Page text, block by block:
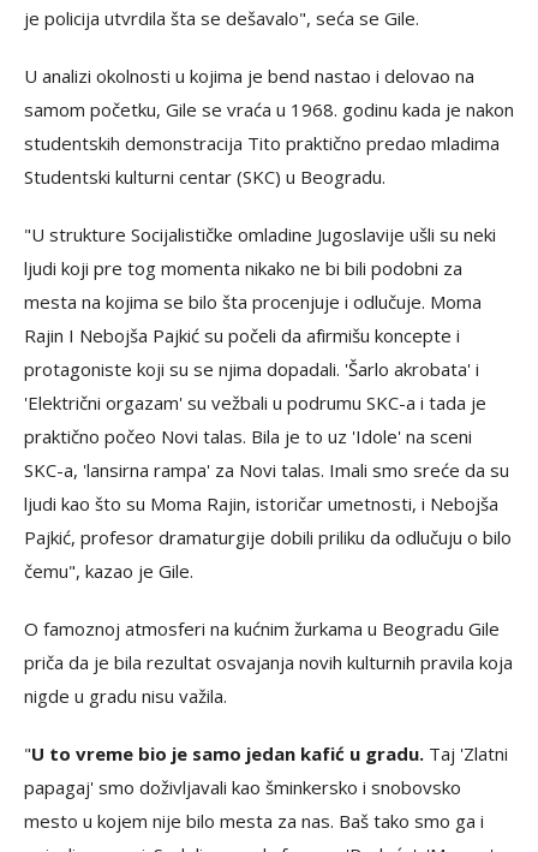
je policija utvrdila šta se dešavalo", seća se Gile.
U analizi okolnosti u kojima je bend nastao i delovao na
samom početku, Gile se vraća u 1968. godinu kada je nakon
studentskih demonstracija Tito praktično predao mladima
Studentski kulturni centar (SKC) u Beogradu.
"U strukture Socijalističke omladine Jugoslavije ušli su neki
ljudi koji pre tog momenta nikako ne bi bili podobni za
mesta na kojima se bilo šta procenjuje i odlučuje. Moma
Rajin I Nebojša Pajkić su počeli da afirmišu koncepte i
protagoniste koji su se njima dopadali. 'Šarlo akrobata' i
'Električni orgazam' su vežbali u podrumu SKC-a i tada je
praktično počeo Novi talas. Bila je to uz 'Idole' na sceni
SKC-a, 'lansirna rampa' za Novi talas. Imali smo sreće da su
ljudi kao što su Moma Rajin, istoričar umetnosti, i Nebojša
Pajkić, profesor dramaturgije dobili priliku da odlučuju o bilo
čemu", kazao je Gile.
O famoznoj atmosferi na kućnim žurkama u Beogradu Gile
priča da je bila rezultat osvajanja novih kulturnih pravila koja
nigde u gradu nisu važila.
"U to vreme bio je samo jedan kafić u gradu. Taj 'Zlatni
papagaj' smo doživljavali kao šminkersko i snobovsko
mesto u kojem nije bilo mesta za nas. Baš tako smo ga i